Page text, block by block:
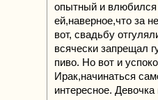
опытный и влюбился
ей,наверное,что за
вот, свадьбу
всячески запрещал
пиво. Но вот и
Ирак,начинаться
интересное.